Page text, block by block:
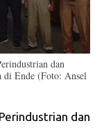
dan
di Ende (Foto: Ansel
dan